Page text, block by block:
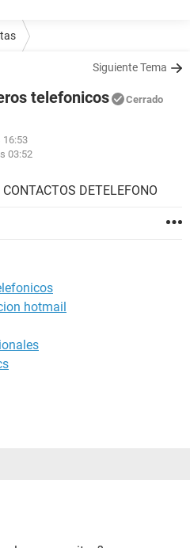
Siguiente Tema
telefonicos Cerrado
16:53
03:52
DETELEFONO
hotmail